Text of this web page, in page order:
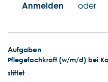
Anmelden
oder
Aufgaben
Pflegefachkraft (w/m/d) bei
stiftet